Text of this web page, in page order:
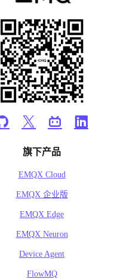
旗下产品
EMQX Cloud
EMQX 企业版
EMQX Edge
EMQX Neuron
Device Agent
FlowMQ